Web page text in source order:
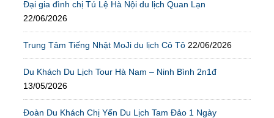
Đại gia đình chị Tú Lệ Hà Nội du lịch Quan Lạn
22/06/2026
Trung Tâm Tiếng Nhật MoJi du lịch Cô Tô 22/06/2026
Du Khách Du Lịch Tour Hà Nam – Ninh Bình 2n1đ
13/05/2026
Đoàn Du Khách Chị Yến Du Lịch Tam Đảo 1 Ngày